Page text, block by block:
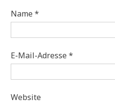
Name*
E-Mail-Adresse*
Website